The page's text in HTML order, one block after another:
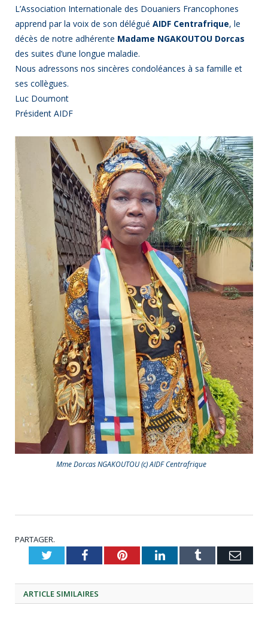
L’Association Internationale des Douaniers Francophones
apprend par la voix de son délégué AIDF Centrafrique, le
décès de notre adhérente Madame NGAKOUTOU Dorcas
des suites d’une longue maladie.
Nous adressons nos sincères condoléances à sa famille et
ses collègues.
Luc Doumont
Président AIDF
Mme Dorcas NGAKOUTOU (c) AIDF Centrafrique
PARTAGER.
TwitterFacebookPinterestLinkedInTumblr
ARTICLE SIMILAIRES